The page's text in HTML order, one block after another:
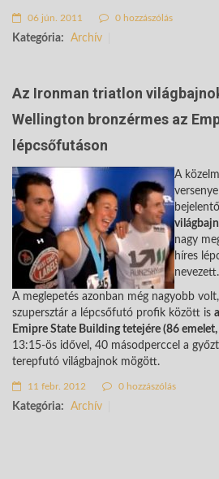
06 jún. 2011 0 hozzászólás
Kategória: Archív
Az Ironman triatlon
Wellington bronzérmes az
lépcsőfutáson
A
nagy
híres
nevezett.
A meglepetés azonban még nagyobb
szupersztár a lépcsőfutó profik között is
Emipre State Building tetejére (86
13:15-ös idővel, 40 másodperccel a
terepfutó világbajnok mögött.
11 febr. 2012 0 hozzászólás
Kategória: Archív